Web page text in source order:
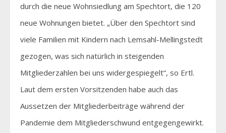
durch die neue Wohnsiedlung am Spechtort, die 120
neue Wohnungen bietet. „Über den Spechtort sind
viele Familien mit Kindern nach Lemsahl-Mellingstedt
gezogen, was sich natürlich in steigenden
Mitgliederzahlen bei uns widergespiegelt“, so Ertl.
Laut dem ersten Vorsitzenden habe auch das
Aussetzen der Mitgliederbeiträge während der
Pandemie dem Mitgliederschwund entgegengewirkt.